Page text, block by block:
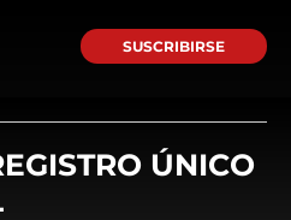
SUSCRIBIRSE
ÚNICO